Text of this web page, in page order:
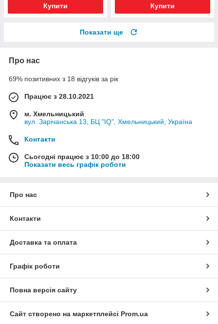
Купити Купити
Показати ще
Про нас
69% позитивних з 18 відгуків за рік
Працює з 28.10.2021
м. Хмельницький
вул. Зарічанська 13, БЦ "IQ", Хмельницький, Україна
Контакти
Сьогодні працює з 10:00 до 18:00
Показати весь графік роботи
Про нас
Контакти
Доставка та оплата
Графік роботи
Повна версія сайту
Сайт створено на маркетплейсі Prom.ua